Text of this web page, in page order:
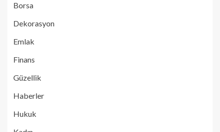
Borsa
Dekorasyon
Emlak
Finans
Güzellik
Haberler
Hukuk